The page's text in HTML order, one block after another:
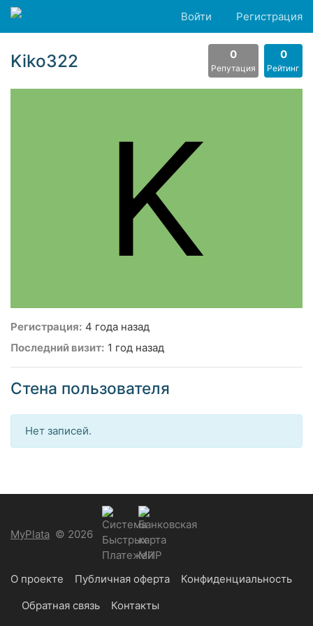
Войти Регистрация
Kiko322 0
Репутация
0
Рейтинг
K
Регистрация: 4 года назад
Последний визит: 1 год назад
Стена пользователя
Нет записей.
MyPlata © 2026
О проекте Публичная оферта
Конфиденциальность
Обратная связь
Контакты